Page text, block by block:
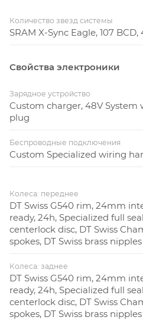
Количество звезд системы
SRAM X-Sync Eagle, 107 BCD,
Свойства электроники
Зарядное устройство
Custom charger, 48V System
plug
Беспроводные подключения
Custom Specialized wiring
Колеса: переднее
DT Swiss G540 rim, 24mm
ready, 24h, Specialized full
centerlock disc, DT Swiss
spokes, DT Swiss brass nipples
Колеса: заднее
DT Swiss G540 rim, 24mm
ready, 24h, Specialized full
centerlock disc, DT Swiss
spokes, DT Swiss brass nipples